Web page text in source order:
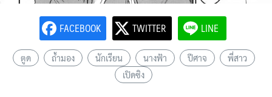
FACEBOOK TWITTER LINE
ตูด ถ้ำมอง นักเรียน นางฟ้า ปีศาจ
พี่สาว
เปิดซิง